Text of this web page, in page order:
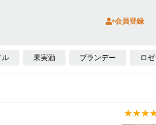
会員登録
ル 果実酒 ブランデー ロ